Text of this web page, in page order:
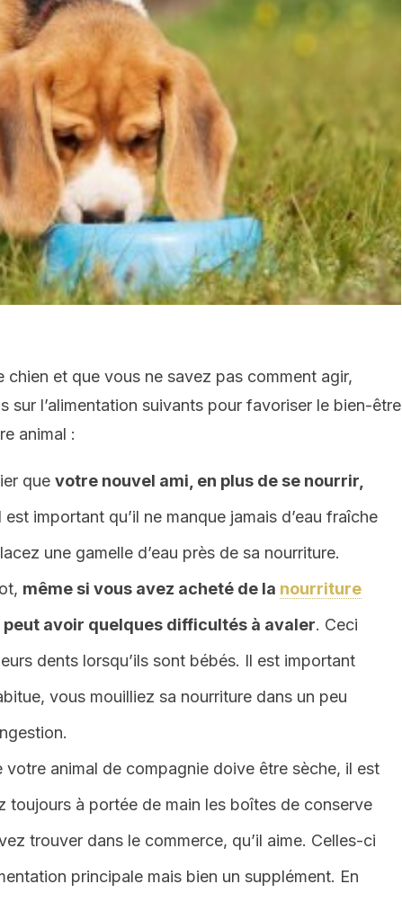
chien et que vous ne savez pas comment agir,
sur l’alimentation suivants pour favoriser le bien-être
animal :
que votre nouvel ami, en plus de se nourrir,
est important qu’il ne manque jamais d’eau fraîche
une gamelle d’eau près de sa nourriture.
même si vous avez acheté de la nourriture
peut avoir quelques difficultés à avaler. Ceci
dents lorsqu’ils sont bébés. Il est important
vous mouilliez sa nourriture dans un peu
votre animal de compagnie doive être sèche, il est
toujours à portée de main les boîtes de conserve
trouver dans le commerce, qu’il aime. Celles-ci
principale mais bien un supplément. En